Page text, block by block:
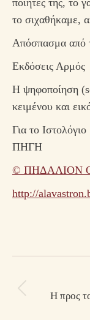
ποιητές της, το
το σιχαθήκαμε,
Απόσπασμα από
Εκδόσεις Αρμός
Η ψηφοποίηση
κειμένου και
Για το Ιστολόγιο
ΠΗΓΗ
© ΠΗΔΑΛΙΟΝ
http://
navigation
Η προς